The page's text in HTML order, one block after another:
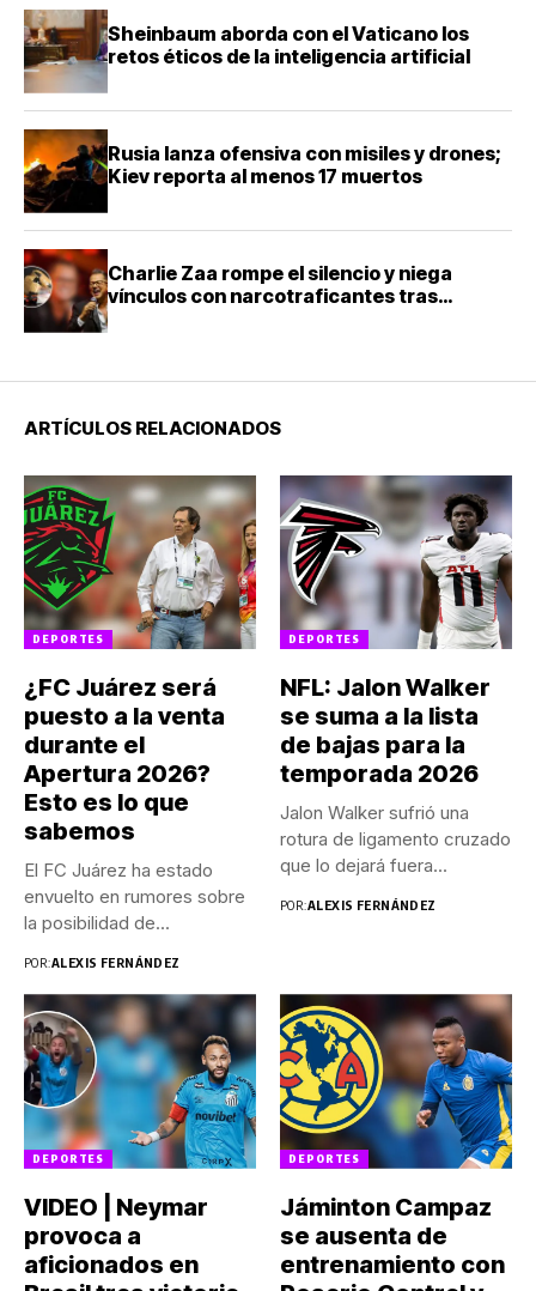
Sheinbaum aborda con el Vaticano los
retos éticos de la inteligencia artificial
Rusia lanza ofensiva con misiles y drones;
Kiev reporta al menos 17 muertos
Charlie Zaa rompe el silencio y niega
vínculos con narcotraficantes tras
ARTÍCULOS RELACIONADOS
DEPORTES
¿FC Juárez será
puesto a la venta
durante el
Apertura 2026?
Esto es lo que
sabemos
El FC Juárez ha estado
envuelto en rumores sobre
la posibilidad de...
POR:ALEXIS FERNÁNDEZ
DEPORTES
NFL: Jalon Walker
se suma a la lista
de bajas para la
temporada 2026
Jalon Walker sufrió una
rotura de ligamento cruzado
que lo dejará fuera...
POR:ALEXIS FERNÁNDEZ
DEPORTES
VIDEO | Neymar
provoca a
aficionados en
DEPORTES
Jáminton Campaz
se ausenta de
entrenamiento con